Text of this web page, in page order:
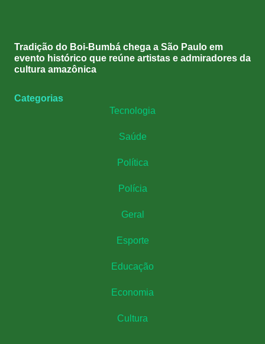
Tradição do Boi-Bumbá chega a São Paulo em
evento histórico que reúne artistas e admiradores da
cultura amazônica
Categorias
Tecnologia
Saúde
Política
Polícia
Geral
Esporte
Educação
Economia
Cultura